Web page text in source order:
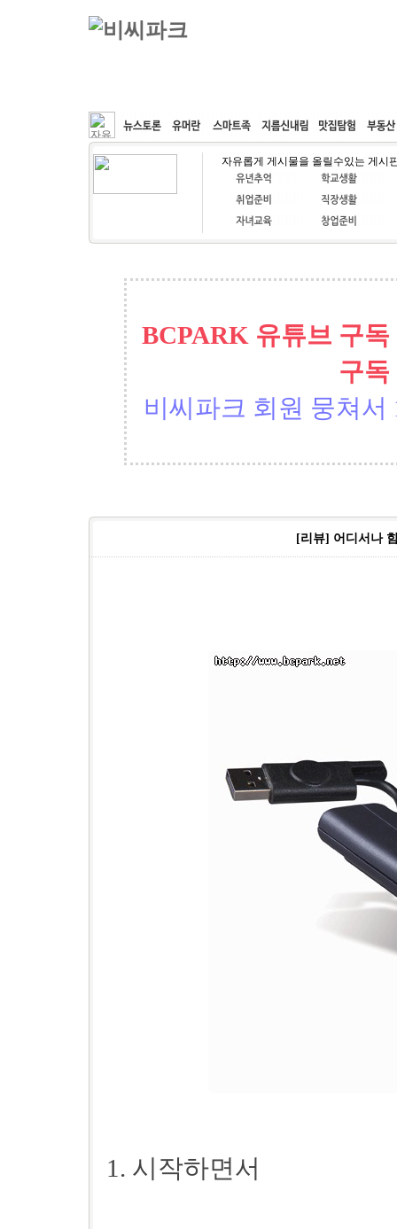
커뮤니티 속도패치 웹호스팅 공동구매
자유롭게 게시물을 올릴수있는 게시
BCPARK 유튜브 구
구독
비씨파크 회원 뭉쳐서
[리뷰] 어디서나
1. 시작하면서